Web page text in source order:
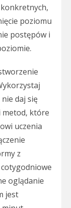
poziomu
postępów i
daj się
metod, które
uczenia
z
oglądanie
jest